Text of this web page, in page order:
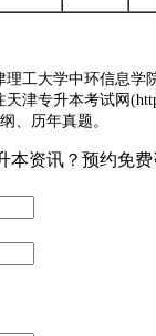
工大学中环信息学
津专升本考试网
、历年真题。
资讯？ 预约免